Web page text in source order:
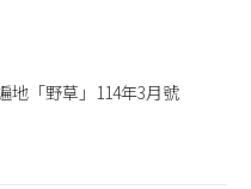
地「野草」114年3月號